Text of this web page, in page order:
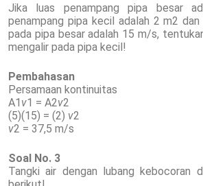
Jika luas penampang pipa besar
penampang pipa kecil adalah 2 m2
pada pipa besar adalah 15 m/s,
mengalir pada pipa kecil!
Pembahasan
Persamaan kontinuitas
A1 v1 = A2v2
(5)(15) = (2) v2
v2 = 37,5 m/s
Soal No. 3
Tangki air dengan lubang kebocoran